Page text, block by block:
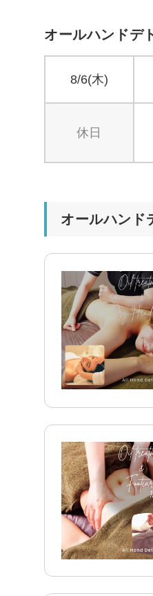
オールハンドデ
8/6(木)
休日
オールハンド